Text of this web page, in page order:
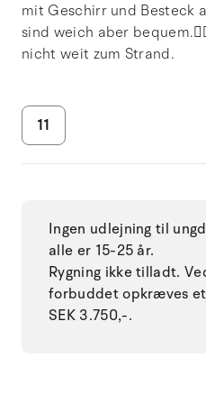
mit Geschirr und Besteck
sind weich aber
nicht weit zum Strand.
11
Ingen udlejning til
alle er 15-25 år.
Rygning ikke tilladt.
forbuddet opkræves
SEK 3.750,-.